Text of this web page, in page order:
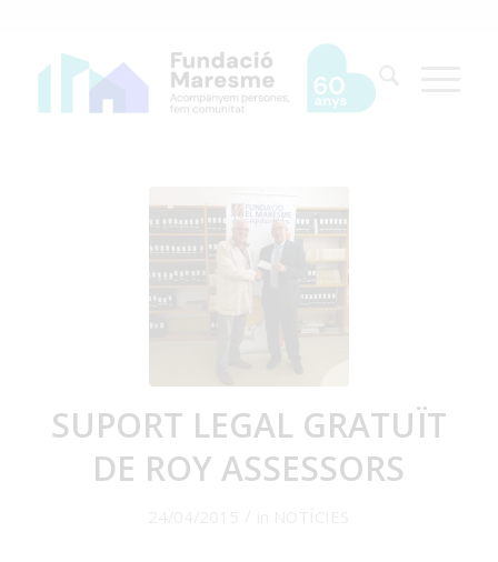
SUPORT LEGAL GRATUÏT
DE ROY ASSESSORS